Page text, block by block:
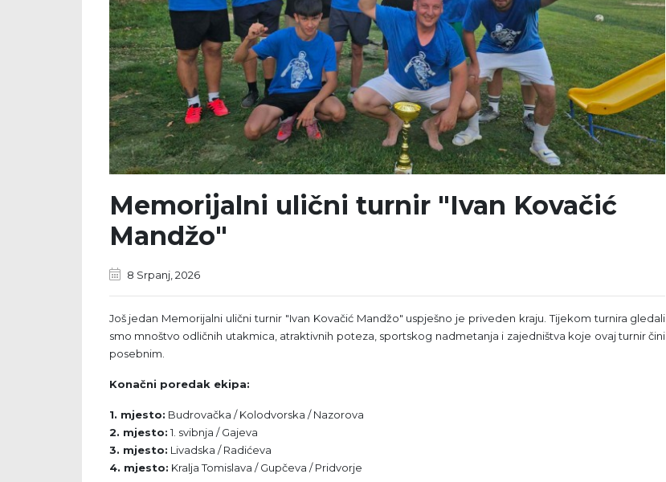
Memorijalni ulični turnir "Ivan Kovačić
Mandžo"
8 Srpanj, 2026
Još jedan Memorijalni ulični turnir "Ivan Kovačić Mandžo" uspješno je priveden kraju. Tijekom turnira gledali
smo mnoštvo odličnih utakmica, atraktivnih poteza, sportskog nadmetanja i zajedništva koje ovaj turnir čini
posebnim.
Konačni poredak ekipa:
1. mjesto: Budrovačka / Kolodvorska / Nazorova
2. mjesto: 1. svibnja / Gajeva
3. mjesto: Livadska / Radićeva
4. mjesto: Kralja Tomislava / Gupčeva / Pridvorje